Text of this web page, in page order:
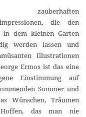
zauberhaften
die den
in dem kleinen Garten
werden lassen und
Illustrationen
Ermos ist das eine
Einstimmung auf
Sommer und
Wünschen, Träumen
das man nie